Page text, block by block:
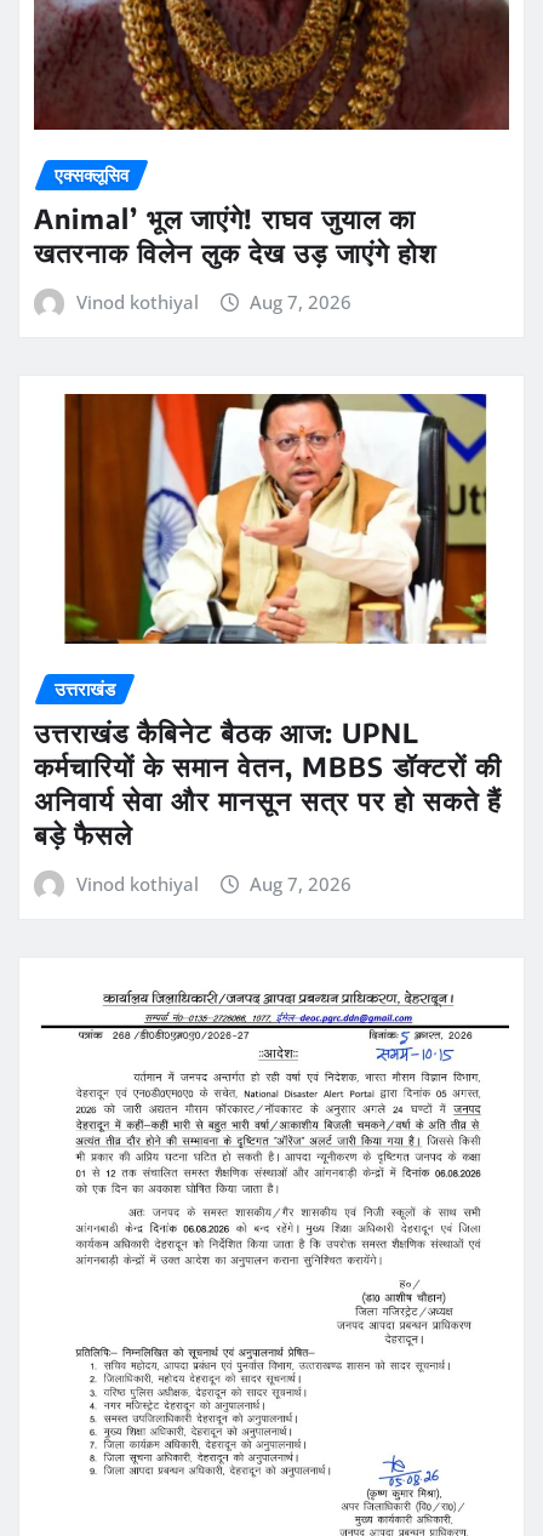
एक्सक्लूसिव
Animal’ भूल जाएंगे! राघव जुयाल का
खतरनाक विलेन लुक देख उड़ जाएंगे होश
Vinod kothiyal Aug 7, 2026
उत्तराखंड
उत्तराखंड कैबिनेट बैठक आज: UPNL
कर्मचारियों के समान वेतन, MBBS डॉक्टरों की
अनिवार्य सेवा और मानसून सत्र पर हो सकते हैं
बड़े फैसले
Vinod kothiyal Aug 7, 2026